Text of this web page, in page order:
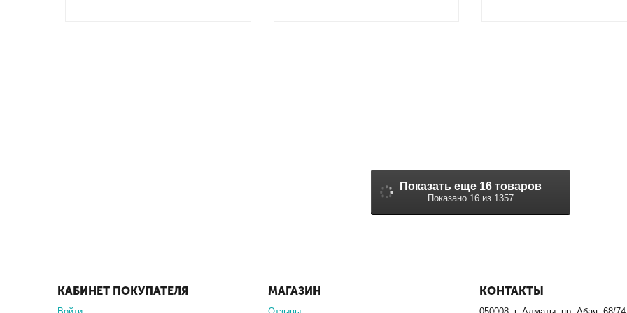
Показать еще 16 товаров
Показано 16 из 1357
КАБИНЕТ ПОКУПАТЕЛЯ МАГАЗИН КОНТАКТЫ